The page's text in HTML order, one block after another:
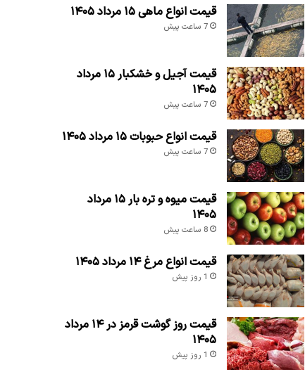
قیمت انواع ماهی ۱۵ مرداد ۱۴۰۵
7 ساعت پیش
قیمت آجیل و خشکبار ۱۵ مرداد
۱۴۰۵
7 ساعت پیش
قیمت انواع حبوبات ۱۵ مرداد ۱۴۰۵
7 ساعت پیش
قیمت میوه و تره بار ۱۵ مرداد
۱۴۰۵
8 ساعت پیش
قیمت انواع مرغ ۱۴ مرداد ۱۴۰۵
1 روز پیش
قیمت روز گوشت قرمز در ۱۴ مرداد
۱۴۰۵
1 روز پیش